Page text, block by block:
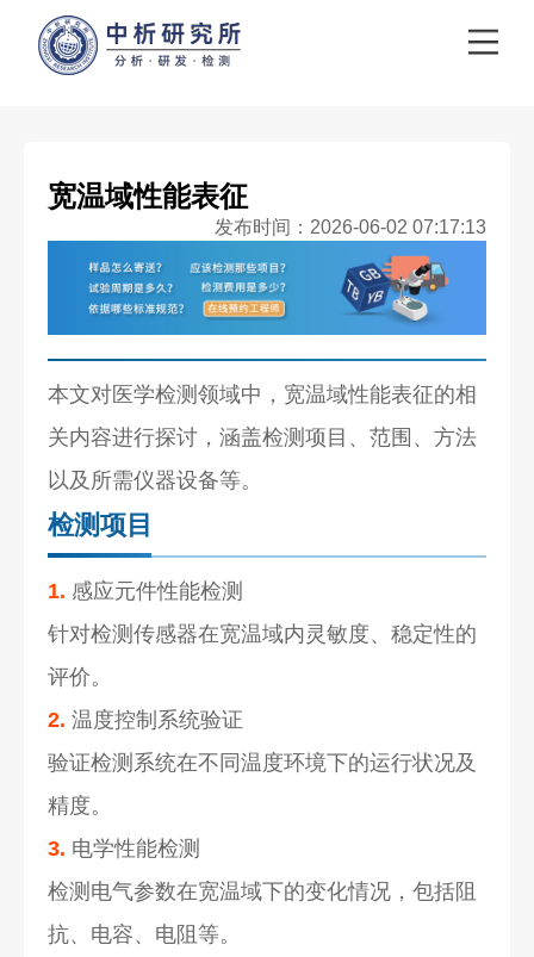
宽温域性能表征
发布时间：2026-06-02 07:17:13
本文对医学检测领域中，宽温域性能表征的相
关内容进行探讨，涵盖检测项目、范围、方法
以及所需仪器设备等。
检测项目
1. 感应元件性能检测
针对检测传感器在宽温域内灵敏度、稳定性的
评价。
2. 温度控制系统验证
验证检测系统在不同温度环境下的运行状况及
精度。
3. 电学性能检测
检测电气参数在宽温域下的变化情况，包括阻
抗、电容、电阻等。